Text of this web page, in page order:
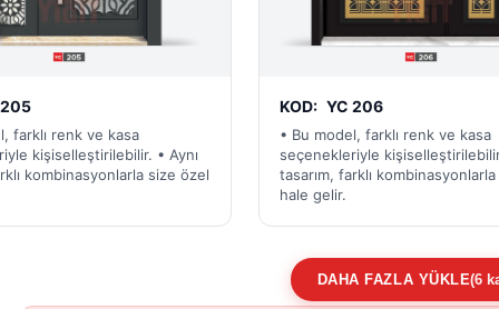
farklı renk ve kasa
kişiselleştirilebilir. • Aynı
kombinasyonlarla size özel
KOD: YC 206
• Bu model, farklı renk ve kasa
seçenekleriyle
tasarım, farklı
hale gelir.
DAHA FAZLA YÜKLE(6